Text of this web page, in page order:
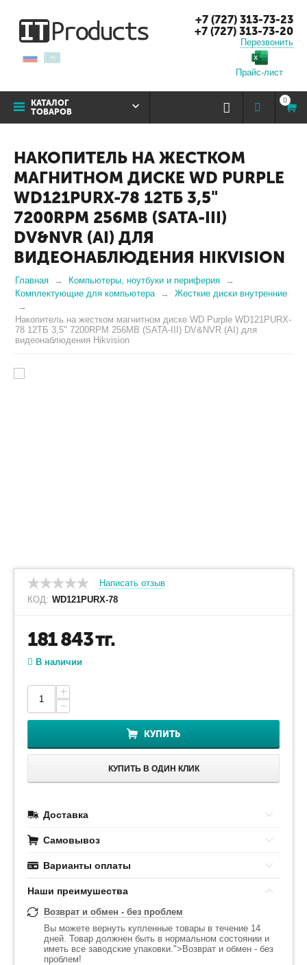
+7 (727) 313-73-23
+7 (727) 313-73-20
Перезвонить
Прайс-лист
КАТАЛОГ
ТОВАРОВ
0
НАКОПИТЕЛЬ НА ЖЕСТКОМ
МАГНИТНОМ ДИСКЕ WD PURPLE
WD121PURX-78 12ТБ 3,5"
7200RPM 256MB (SATA-III)
DV&NVR (AI) ДЛЯ
ВИДЕОНАБЛЮДЕНИЯ HIKVISION
Главная
Компьютеры, ноутбуки и периферия
Комплектующие для компьютера
Жесткие диски внутренние
Накопитель на жестком магнитном диске WD Purple WD121PURX-
78 12ТБ 3,5" 7200RPM 256MB (SATA-III) DV&NVR (AI) для
видеонаблюдения Hikvision
Написать отзыв
КОД: WD121PURX-78
181 843тг.
В наличии
+
−
КУПИТЬ
КУПИТЬ В ОДИН КЛИК
Доставка
Самовывоз
Варианты оплаты
Наши преимушества
Возврат и обмен - без проблем
Вы можете вернуть купленные товары в течение 14
дней. Товар должнен быть в нормальном состоянии и
иметь все заводские упаковки.">Возврат и обмен - без
проблем!